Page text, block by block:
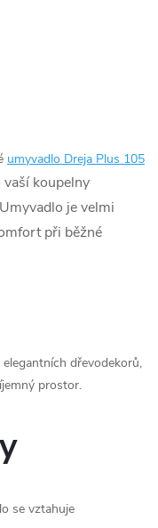
umyvadlo Dreja Plus 105
koupelny
je velmi
při běžné
dřevodekorů,
prostor.
se vztahuje